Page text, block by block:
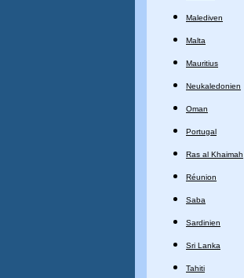
Malediven
Malta
Mauritius
Neukaledonien
Oman
Portugal
Ras al Khaimah
Réunion
Saba
Sardinien
Sri Lanka
Tahiti